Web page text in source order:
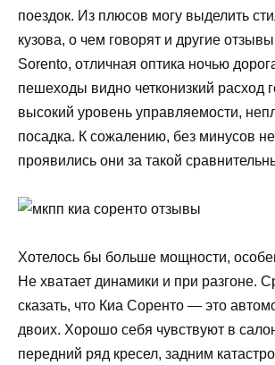
поездок. Из плюсов могу выделить
кузова, о чем говорят и другие
Sorento, отличная оптика ночью
пешеходы видно четконизкий расход
высокий уровень управляемости,
посадка. К сожалению, без минусов
проявились они за такой
Хотелось бы больше мощности,
Не хватает динамики и при разгоне.
сказать, что Киа Соренто — это
двоих. Хорошо себя чувствуют в
передний ряд кресел, задним